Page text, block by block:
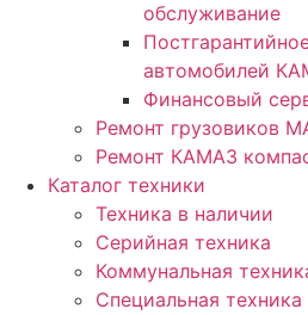
обслуживание
автомобилей
Финансовый
Ремонт грузовиков
Ремонт КАМАЗ
Каталог техники
Техника в наличии
Серийная техника
Коммунальная
Специальная техника